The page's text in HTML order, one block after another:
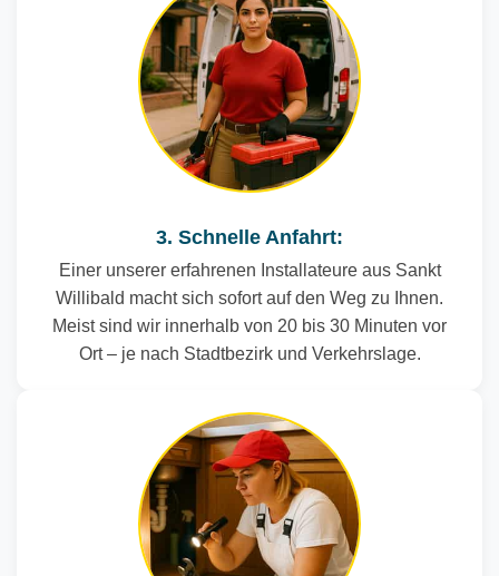
3. Schnelle Anfahrt:
Einer unserer erfahrenen Installateure aus Sankt
Willibald macht sich sofort auf den Weg zu Ihnen.
Meist sind wir innerhalb von 20 bis 30 Minuten vor
Ort – je nach Stadtbezirk und Verkehrslage.